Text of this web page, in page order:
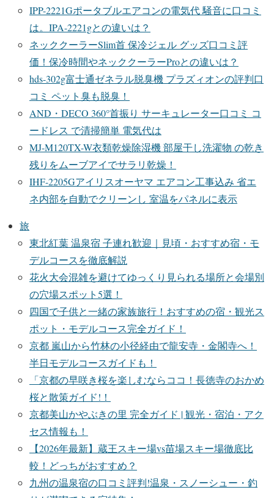
IPP-2221Gポータブルエアコンの電気代 騒音に口コミ
は。IPA-2221gとの違いは？
ネッククーラーSlim首 保冷ジェル グッズ口コミ評
価！保冷時間やネッククーラーProとの違いは？
hds-302g富士通ゼネラル脱臭機 プラズィオンの評判口
コミ ペット臭も脱臭！
AND・DECO 360°首振り サーキュレーター口コミ コ
ードレス で清掃簡単 電気代は
MJ-M120TX-W衣類乾燥除湿機 部屋干し洗濯物 の乾き
残りをムーブアイでサラリ乾燥！
IHF-2205Gアイリスオーヤマ エアコン工事込み 省エ
ネ内部を自動でクリーンし 室温をパネルに表示
旅
東北紅葉 温泉宿 子連れ歓迎｜見頃・おすすめ宿・モ
デルコースを徹底解説
花火大会混雑を避けてゆっくり見られる場所と会場別
の穴場スポット5選！
四国で子供と一緒の家族旅行！おすすめの宿・観光ス
ポット・モデルコース完全ガイド！
京都 嵐山から竹林の小径経由で龍安寺・金閣寺へ！
半日モデルコースガイドも！
「京都の早咲き桜を楽しむならココ！長徳寺のおかめ
桜と散策ガイド!！
京都美山かやぶきの里 完全ガイド | 観光・宿泊・アク
セス情報も！
【2026年最新】蔵王スキー場vs苗場スキー場徹底比
較！どっちがおすすめ？
九州の温泉宿の口コミ評判!温泉・スノーシュー・釣